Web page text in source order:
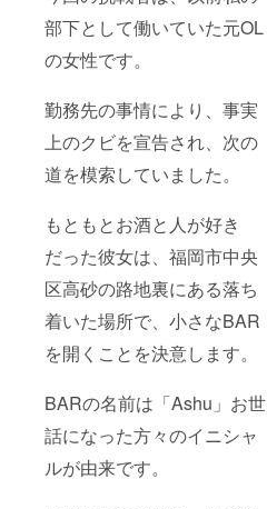
部下として働いていた元OL
の女性です。
勤務先の事情により、事実
上のクビを宣告され、次の
道を模索していました。
もともとお酒と人が好き
だった彼女は、福岡市中央
区高砂の路地裏にある落ち
着いた場所で、小さなBAR
を開くことを決意します。
BARの名前は「Ashu」お世
話になった方々のイニシャ
ルが由来です。